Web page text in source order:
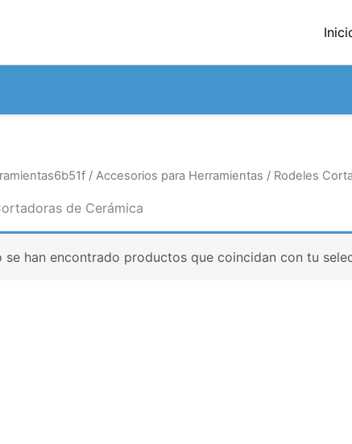
/ Accesorios para Herramientas / Rodeles
de Cerámica
se han encontrado productos que coincidan con tu